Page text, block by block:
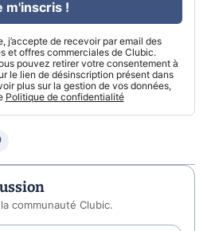
j’accepte de recevoir par email des
et offres commerciales de Clubic.
pouvez retirer votre consentement à
le lien de désinscription présent dans
plus sur la gestion de vos données,
Politique de confidentialité
m'inscris !
communauté Clubic.